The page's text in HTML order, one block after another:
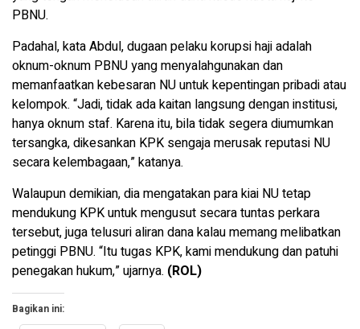
PBNU.
Padahal, kata Abdul, dugaan pelaku korupsi haji adalah
oknum-oknum PBNU yang menyalahgunakan dan
memanfaatkan kebesaran NU untuk kepentingan pribadi atau
kelompok. “Jadi, tidak ada kaitan langsung dengan institusi,
hanya oknum staf. Karena itu, bila tidak segera diumumkan
tersangka, dikesankan KPK sengaja merusak reputasi NU
secara kelembagaan,” katanya.
Walaupun demikian, dia mengatakan para kiai NU tetap
mendukung KPK untuk mengusut secara tuntas perkara
tersebut, juga telusuri aliran dana kalau memang melibatkan
petinggi PBNU. “Itu tugas KPK, kami mendukung dan patuhi
penegakan hukum,” ujarnya. (ROL)
Bagikan ini: